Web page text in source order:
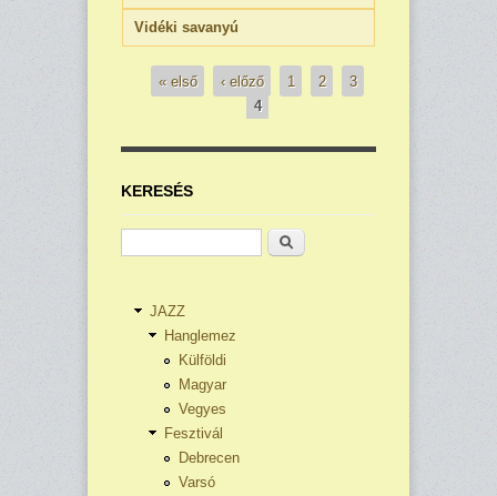
Vidéki savanyú
« első ‹ előző 1 2
3
4
KERESÉS
Keresés
JAZZ
Hanglemez
Külföldi
Magyar
Vegyes
Fesztivál
Debrecen
Varsó